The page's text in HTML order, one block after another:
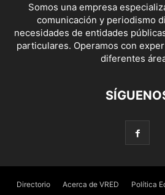
Somos una empresa
comunicación y periodismo
necesidades de entidades
particulares. Operamos con
diferentes
Directorio Acerca de VRED Política